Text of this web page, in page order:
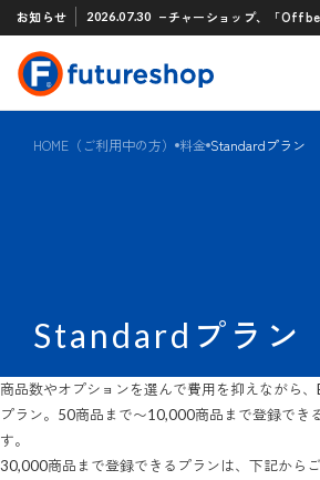
お知らせ
アプリ 「STAFF START」とのタグ連携を開始
2026.07.30
フューチャーショップ、「Offbeat EC
HOME（ご利用中の方） 料金 Standardプラン
Standardプラン
商品数やオプションを選んで費用を抑えながら
プラン。50商品まで〜10,000商品まで登録でき
す。
30,000商品まで登録できるプランは、下記からご